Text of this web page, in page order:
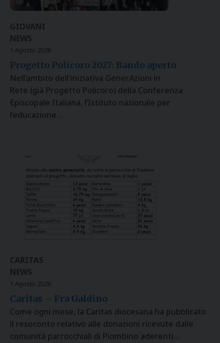
GIOVANI
NEWS
1 Agosto 2026
Progetto Policoro 2027: Bando aperto
Nell’ambito dell’iniziativa GenerAzioni in
Rete (già Progetto Policoro) della Conferenza
Episcopale Italiana, l’Istituto nazionale per
l’educazione…
CARITAS
NEWS
1 Agosto 2026
Caritas – Fra Galdino
Come ogni mese, la Caritas diocesana ha pubblicato
il resoconto relativo alle donazioni ricevute dalle
comunità parrocchiali di Piombino aderenti…